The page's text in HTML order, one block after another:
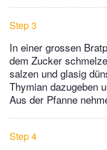
Step 3
In einer grossen
dem Zucker
salzen und glasig
Thymian dazugeben
Aus der Pfanne
Step 4